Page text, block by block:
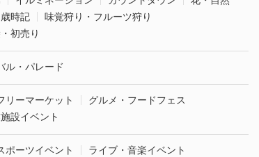
時記
味覚狩り・フルーツ狩り
初売り
ル・パレード
リーマーケット
グルメ・フードフェス
設イベント
ポーツイベント
ライブ・音楽イベント